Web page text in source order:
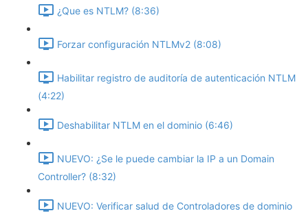
¿Que es NTLM? (8:36)
Forzar configuración NTLMv2 (8:08)
Habilitar registro de auditoría de autenticación NTLM
(4:22)
Deshabilitar NTLM en el dominio (6:46)
NUEVO: ¿Se le puede cambiar la IP a un Domain
Controller? (8:32)
NUEVO: Verificar salud de Controladores de dominio